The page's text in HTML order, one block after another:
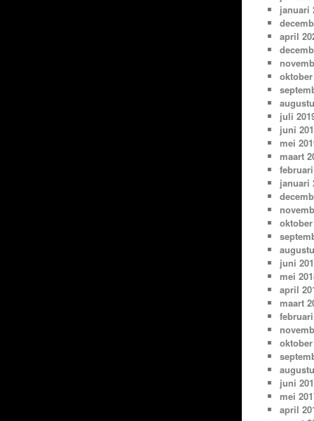
januari
april
oktober
juli
juni
mei
maart
januari
oktober
juni
mei
april
maart
oktober
juni
mei
april